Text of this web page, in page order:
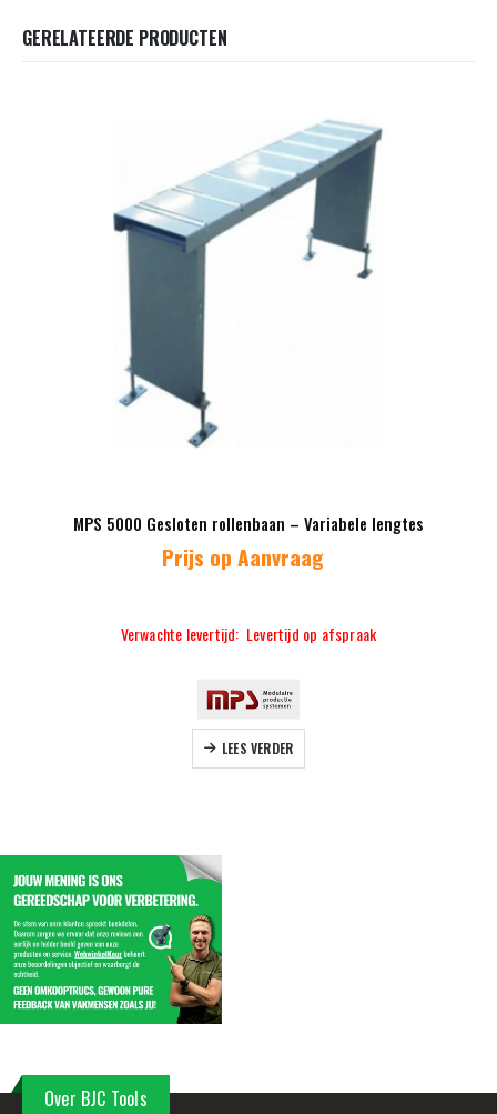
GERELATEERDE PRODUCTEN
MPS 5000 Gesloten rollenbaan – Variabele lengtes
Prijs op Aanvraag
Verwachte levertijd: Levertijd op afspraak
LEES VERDER
Over BJC Tools